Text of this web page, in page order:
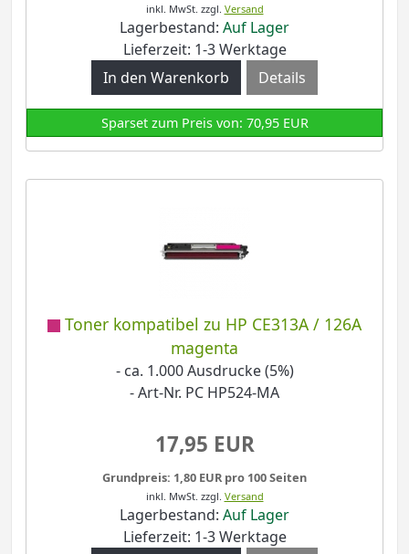
inkl. MwSt. zzgl. Versand
Lagerbestand: Auf Lager
Lieferzeit: 1-3 Werktage
Details
Sparset zum Preis von: 70,95 EUR
Toner kompatibel zu HP CE313A / 126A
magenta
- ca. 1.000 Ausdrucke (5%)
- Art-Nr. PC HP524-MA
17,95 EUR
Grundpreis: 1,80 EUR pro 100 Seiten
inkl. MwSt. zzgl. Versand
Lagerbestand: Auf Lager
Lieferzeit: 1-3 Werktage